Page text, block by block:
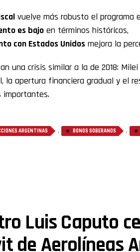
vuelve más robusto el programa
es bajo en términos históricos,
con Estados Unidos mejora la
una crisis similar a la de 2018:
la apertura financiera gradual y el
importantes.
ARGENTINAS , BONOS SOBERANOS ,
Luis Caputo
de Aerolíneas